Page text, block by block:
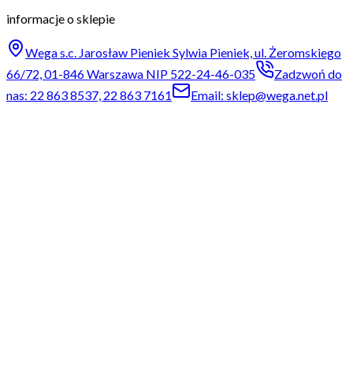
informacje o sklepie
Wega s.c. Jarosław Pieniek Sylwia Pieniek, ul. Żeromskiego
66/72, 01-846 Warszawa NIP 522-24-46-035
Zadzwoń do
nas: 22 863 8537, 22 863 7161
Email: sklep@wega.net.pl